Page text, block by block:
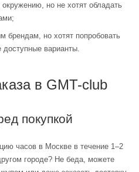
но не хотят обладать
брендам, но хотят попробовать
доступные варианты.
в GMT-club
покупкой
часов в Москве в течение 1–2
городе? Не беда, можете